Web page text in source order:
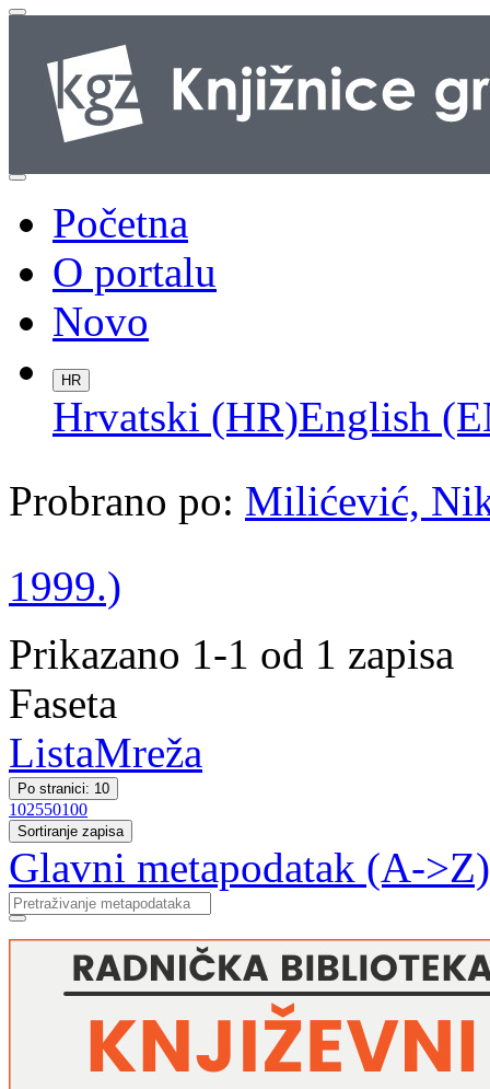
Početna
O portalu
Novo
HR
Hrvatski (HR)English
Probrano po: Milićević,
1999.)
Prikazano 1-1 od 1 zapisa
Faseta
ListaMreža
Po stranici: 10
102550100
Sortiranje zapisa
Glavni metapodatak (A->Z)